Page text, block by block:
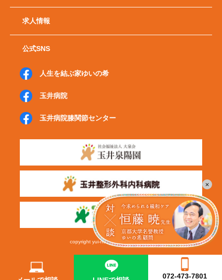
072-473-7801
求人情報
公式SNS
人生を結ぶ家ゆいの希
玉井病院
玉井病院膝関節センター
copyright yui-no-ki.All right reserved.
×